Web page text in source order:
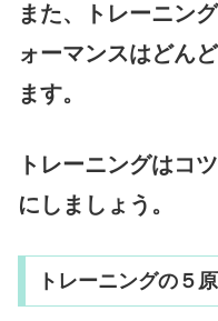
また、トレーニン
ォーマンスはどん
ます。
トレーニングはコ
にしましょう。
トレーニングの５